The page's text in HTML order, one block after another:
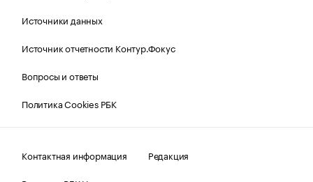
Источники данных
Источник отчетности Контур.Фокус
Вопросы и ответы
Политика Cookies РБК
Контактная информация
Редакция